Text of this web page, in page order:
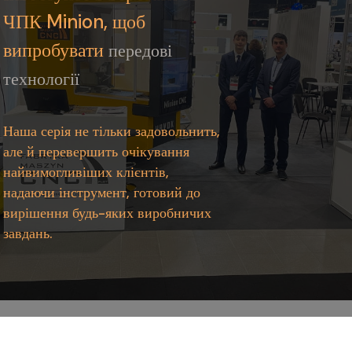
ЧПК Minion, щоб
випробувати передові
технології
Наша серія не тільки задовольнить,
але й перевершить очікування
найвимогливіших клієнтів,
надаючи інструмент, готовий до
вирішення будь-яких виробничих
завдань.